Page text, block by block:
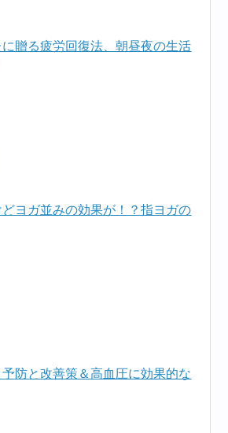
贈る疲労回復法、朝昼夜の生活
ヨガ並みの効果が！？指ヨガの
防と改善策＆高血圧に効果的な